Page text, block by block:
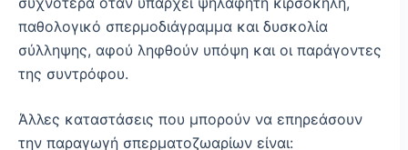
παθολογικό σπερμοδιάγραμμα και δυσκολία
σύλληψης, αφού ληφθούν υπόψη και οι παράγοντες
της συντρόφου.
Άλλες καταστάσεις που μπορούν να επηρεάσουν
την παραγωγή σπερματοζωαρίων είναι: